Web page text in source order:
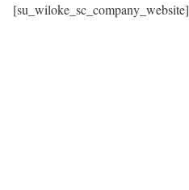
[su_wiloke_sc_company_website]